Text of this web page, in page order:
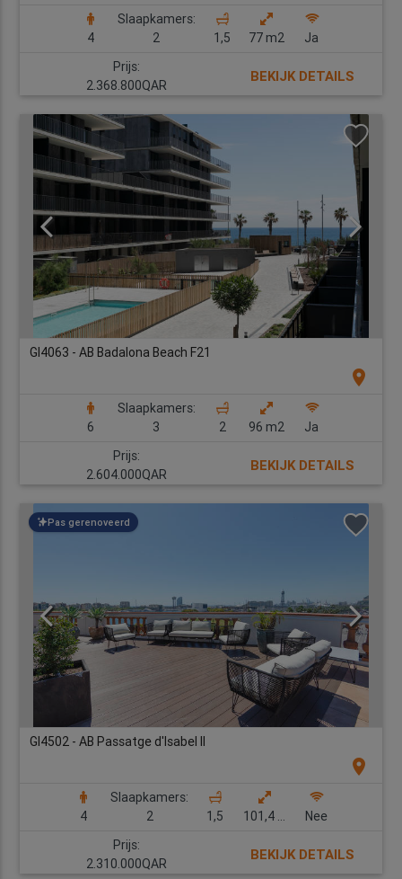
4
Slaapkamers:
2
1,5 77 m2
Ja
Prijs:
2.368.800QAR
BEKIJK DETAILS
GI4063 - AB Badalona Beach F21
location_on
6
Slaapkamers:
3
2 96 m2
Ja
Prijs:
2.604.000QAR
BEKIJK DETAILS
Pas gerenoveerd
GI4502 - AB Passatge d'Isabel II
location_on
4
Slaapkamers:
2
1,5 101,4 m2
Nee
Prijs:
2.310.000QAR
BEKIJK DETAILS